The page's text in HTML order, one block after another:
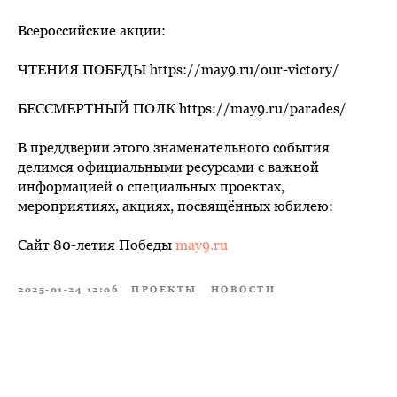
Всероссийские акции:
ЧТЕНИЯ ПОБЕДЫ https://may9.ru/our-victory/
БЕССМЕРТНЫЙ ПОЛК https://may9.ru/parades/
В преддверии этого знаменательного события
делимся официальными ресурсами с важной
информацией о специальных проектах,
мероприятиях, акциях, посвящённых юбилею:
Сайт 80-летия Победы may9.ru
2025-01-24 12:06 ПРОЕКТЫ НОВОСТИ